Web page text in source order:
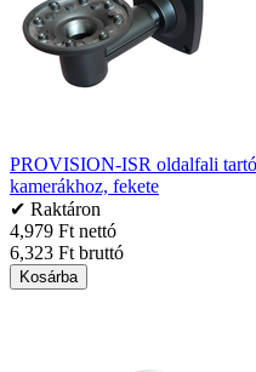
PROVISION-ISR oldalfali
kamerákhoz, fekete
✔ Raktáron
4,979 Ft nettó
6,323 Ft bruttó
Kosárba